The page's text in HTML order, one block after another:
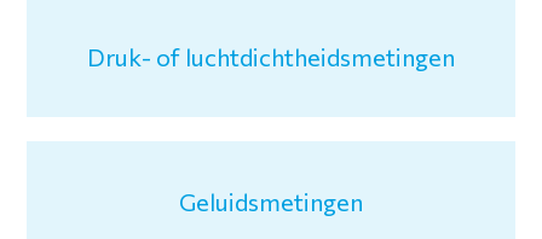
Druk- of luchtdichtheidsmetingen
Geluidsmetingen